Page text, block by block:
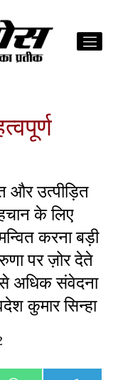
और उत्पीड़ित
के लिए
करना बड़ी
पर ज़ोर देते
से अधिक संवेदना
कुमार सिन्हा